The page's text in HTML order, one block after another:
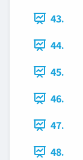
43.
44.
45.
46.
47.
48.